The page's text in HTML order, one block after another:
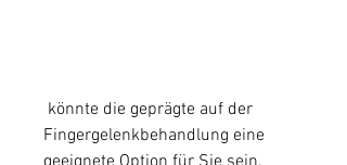
Fingergelenkbehandlung eine